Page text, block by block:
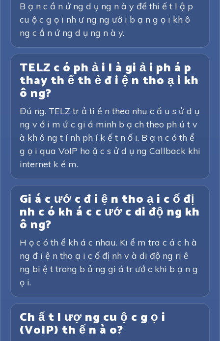
B ạ n c ầ n ứ ng d ụ ng n à y để thi ế t l ậ p
cu ộ c g ọ i nh ư ng ng ườ i b ạ n g ọ i kh ô
ng c ầ n ứ ng d ụ ng n à y.
TELZ c ó ph ả i l à gi ả i ph á p
thay th ế th ẻ đ i ệ n tho ạ i kh
ô ng?
Đú ng. TELZ tr ả ti ề n theo nhu c ầ u s ử d ụ
ng v ớ i m ứ c gi á minh b ạ ch theo ph ú t v
à kh ô ng t í nh ph í k ế t n ố i. B ạ n c ó th ể
g ọ i qua VoIP ho ặ c s ử d ụ ng Callback khi
internet k é m.
Gi á c ướ c đ i ệ n tho ạ i c ố đị
nh c ó kh á c c ướ c di độ ng kh
ô ng?
H ọ c ó th ể kh á c nhau. Ki ể m tra c á c h à
ng đ i ệ n tho ạ i c ố đị nh v à di độ ng ri ê
ng bi ệ t trong b ả ng gi á tr ướ c khi b ạ n g
ọ i.
Ch ấ t l ượ ng cu ộ c g ọ i
(VoIP) th ế n à o?